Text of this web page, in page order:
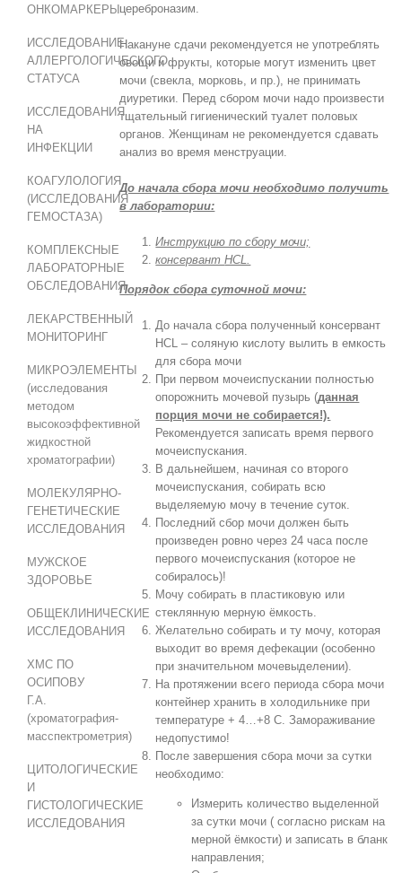
цереброназим.
Накануне сдачи рекомендуется не употреблять
овощи и фрукты, которые могут изменить цвет
мочи (свекла, морковь, и пр.), не принимать
диуретики. Перед сбором мочи надо произвести
тщательный гигиенический туалет половых
органов. Женщинам не рекомендуется сдавать
анализ во время менструации.
До начала сбора мочи необходимо получить
в лаборатории:
Инструкцию по сбору мочи;
консервантHCL.
Порядок сбора суточной мочи:
До начала сбора полученный консервант
HCL – соляную кислоту вылить в емкость
для сбора мочи
При первом мочеиспускании полностью
опорожнить мочевой пузырь (данная
порция мочи не собирается!).
Рекомендуется записать время первого
мочеиспускания.
В дальнейшем, начиная со второго
мочеиспускания, собирать всю
выделяемую мочу в течение суток.
Последний сбор мочи должен быть
произведен ровно через 24 часа после
первого мочеиспускания (которое не
собиралось)!
Мочу собирать в пластиковую или
стеклянную мерную ёмкость.
Желательно собирать и ту мочу, которая
выходит во время дефекации (особенно
при значительном мочевыделении).
На протяжении всего периода сбора мочи
контейнер хранить в холодильнике при
температуре + 4…+8 С. Замораживание
недопустимо!
После завершения сбора мочи за сутки
необходимо:
Измерить количество выделенной
за сутки мочи ( согласно рискам на
мерной ёмкости) и записать в бланк
направления;
ОНКОМАРКЕРЫ
ИССЛЕДОВАНИЕ
АЛЛЕРГОЛОГИЧЕСКОГО
СТАТУСА
ИССЛЕДОВАНИЯ
НА
ИНФЕКЦИИ
КОАГУЛОЛОГИЯ
(ИССЛЕДОВАНИЯ
ГЕМОСТАЗА)
КОМПЛЕКСНЫЕ
ЛАБОРАТОРНЫЕ
ОБСЛЕДОВАНИЯ
ЛЕКАРСТВЕННЫЙ
МОНИТОРИНГ
МИКРОЭЛЕМЕНТЫ
(исследования
методом
высокоэффективной
жидкостной
хроматографии)
МОЛЕКУЛЯРНО-
ГЕНЕТИЧЕСКИЕ
ИССЛЕДОВАНИЯ
МУЖСКОЕ
ЗДОРОВЬЕ
ОБЩЕКЛИНИЧЕСКИЕ
ИССЛЕДОВАНИЯ
ХМС ПО
ОСИПОВУ
Г.А.
(хроматография-
масспектрометрия)
ЦИТОЛОГИЧЕСКИЕ
И
ГИСТОЛОГИЧЕСКИЕ
ИССЛЕДОВАНИЯ